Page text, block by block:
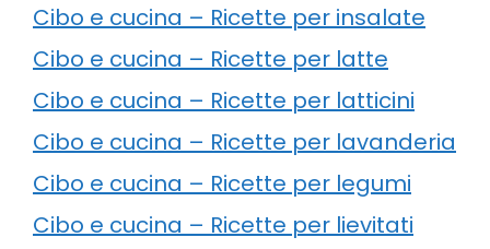
Cibo e cucina – Ricette per insalate
Cibo e cucina – Ricette per latte
Cibo e cucina – Ricette per latticini
Cibo e cucina – Ricette per lavanderia
Cibo e cucina – Ricette per legumi
Cibo e cucina – Ricette per lievitati